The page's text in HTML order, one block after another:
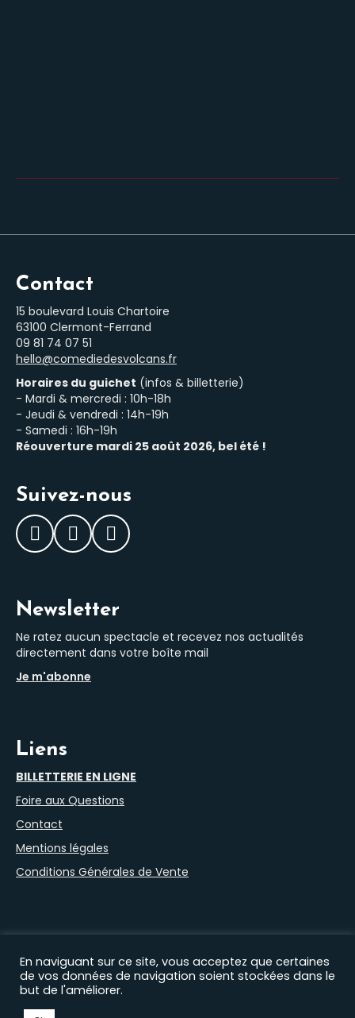
Contact
15 boulevard Louis Chartoire
63100 Clermont-Ferrand
‭09 81 74 07 51‬
hello@comediedesvolcans.fr
Horaires du guichet (infos & billetterie)
- Mardi & mercredi : 10h-18h
- Jeudi & vendredi : 14h-19h
- Samedi : 16h-19h
Réouverture mardi 25 août 2026, bel été !
Suivez-nous
Facebook
InstagramLinkedIn
Newsletter
Ne ratez aucun spectacle et recevez nos actualités
directement dans votre boîte mail
Je m'abonne
Liens
BILLETTERIE EN LIGNE
Foire aux Questions
Contact
Mentions légales
Conditions Générales de Vente
Nos autres sites :Filprod Productions
|Comédie Saint Roch
En naviguant sur ce site, vous acceptez que certaines
de vos données de navigation soient stockées dans le
but de l'améliorer.